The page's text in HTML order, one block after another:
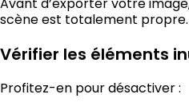
scène est totalement propre.
Vérifier les éléments
Profitez-en pour désactiver :